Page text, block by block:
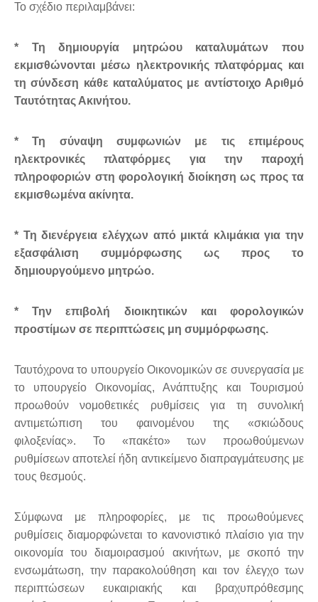
Το σχέδιο περιλαμβάνει:
* Τη δημιουργία μητρώου καταλυμάτων που
εκμισθώνονται μέσω ηλεκτρονικής πλατφόρμας και
τη σύνδεση κάθε καταλύματος με αντίστοιχο Αριθμό
Ταυτότητας Ακινήτου.
* Τη σύναψη συμφωνιών με τις επιμέρους
ηλεκτρονικές πλατφόρμες για την παροχή
πληροφοριών στη φορολογική διοίκηση ως προς τα
εκμισθωμένα ακίνητα.
* Τη διενέργεια ελέγχων από μικτά κλιμάκια για την
εξασφάλιση συμμόρφωσης ως προς το
δημιουργούμενο μητρώο.
* Την επιβολή διοικητικών και φορολογικών
προστίμων σε περιπτώσεις μη συμμόρφωσης.
Ταυτόχρονα το υπουργείο Οικονομικών σε συνεργασία με
το υπουργείο Οικονομίας, Ανάπτυξης και Τουρισμού
προωθούν νομοθετικές ρυθμίσεις για τη συνολική
αντιμετώπιση του φαινομένου της «σκιώδους
φιλοξενίας». Το «πακέτο» των προωθούμενων
ρυθμίσεων αποτελεί ήδη αντικείμενο διαπραγμάτευσης με
τους θεσμούς.
Σύμφωνα με πληροφορίες, με τις προωθούμενες
ρυθμίσεις διαμορφώνεται το κανονιστικό πλαίσιο για την
οικονομία του διαμοιρασμού ακινήτων, με σκοπό την
ενσωμάτωση, την παρακολούθηση και τον έλεγχο των
περιπτώσεων ευκαιριακής και βραχυπρόθεσμης